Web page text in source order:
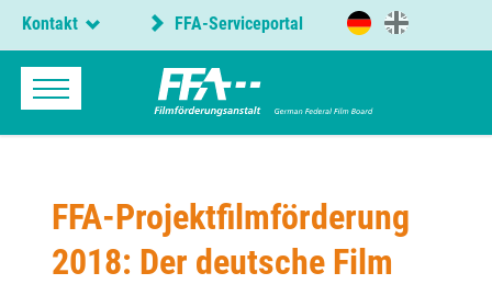
Kontakt FFA-Serviceportal
FFA-Projektfilmförderung
2018: Der deutsche Film